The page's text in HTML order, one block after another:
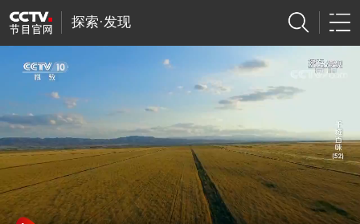
探索·发现